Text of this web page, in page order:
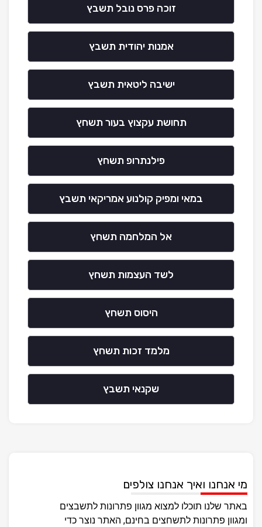
זוכה פרס נובל תשבץ
אמנות יהודית תשבץ
ישיבה ליטאית תשבץ
תחושת עקצוץ בעור תשחץ
פילנתרופ תשחץ
במאי ומפיק קולנוע אמריקאי תשבץ
אל המלחמה תשחץ
לשד העצמות תשחץ
היסוס תשחץ
מלמד זכות תשחץ
שקנאי תשבץ
מי אנחנו ואיך אנחנו צולפים
באתר שלנו תוכלו למצוא מגוון פתרונות לתשבצים
ומגוון פתרונות לתשחצים בחינם, האתר נוצר כדי